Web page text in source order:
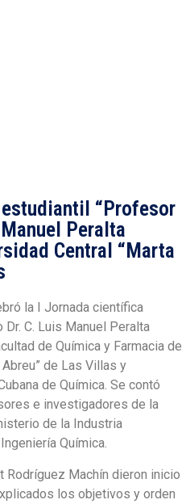
“Profesor
Peralta
Central “Marta
la I Jornada científica
C. Luis Manuel Peralta
de Química y Farmacia de
de Las Villas y
de Química. Se contó
e investigadores de la
de la Industria
Química.
Rodríguez Machín dieron inicio
los objetivos y orden